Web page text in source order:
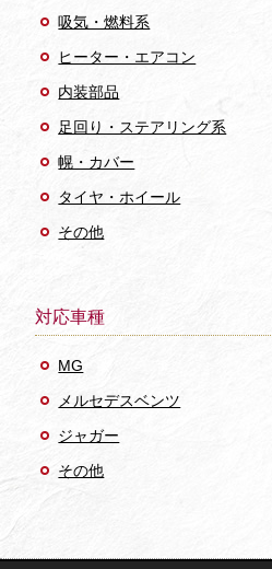
吸気・燃料系
ヒーター・エアコン
内装部品
足回り・ステアリング系
幌・カバー
タイヤ・ホイール
その他
対応車種
MG
メルセデスベンツ
ジャガー
その他